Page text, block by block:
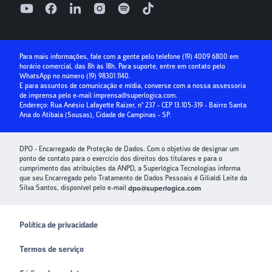
Superlógica IA
Crédito para Condomínios
Paybox
Para mais informações, fale com a gente pelo telefone (19) 4009 6800 em
horário comercial, das 8h às 18h. Para suporte, entre em contato pelo
WhatsApp no número (19) 98301 1140.
E para assuntos de comunicação e mídia, converse com a nossa assessoria
de imprensa pelo e-mail imprensa@superlogica.com.
Endereço: Rua Anésio Lafayette Raizer, nº 237 - CEP 13.105-319 - Bairro Santa
Ana do Atibaia (Sousas), Cidade de Campinas - SP.
DPO - Encarregado de Proteção de Dados. Com o objetivo de designar um
ponto de contato para o exercício dos direitos dos titulares e para o
cumprimento das atribuições da ANPD, a Superlógica Tecnologias informa
que seu Encarregado pelo Tratamento de Dados Pessoais é Gilialdi Leite da
Silva Santos, disponível pelo e-mail dpo@superlogica.com
Política de privacidade
Termos de serviço